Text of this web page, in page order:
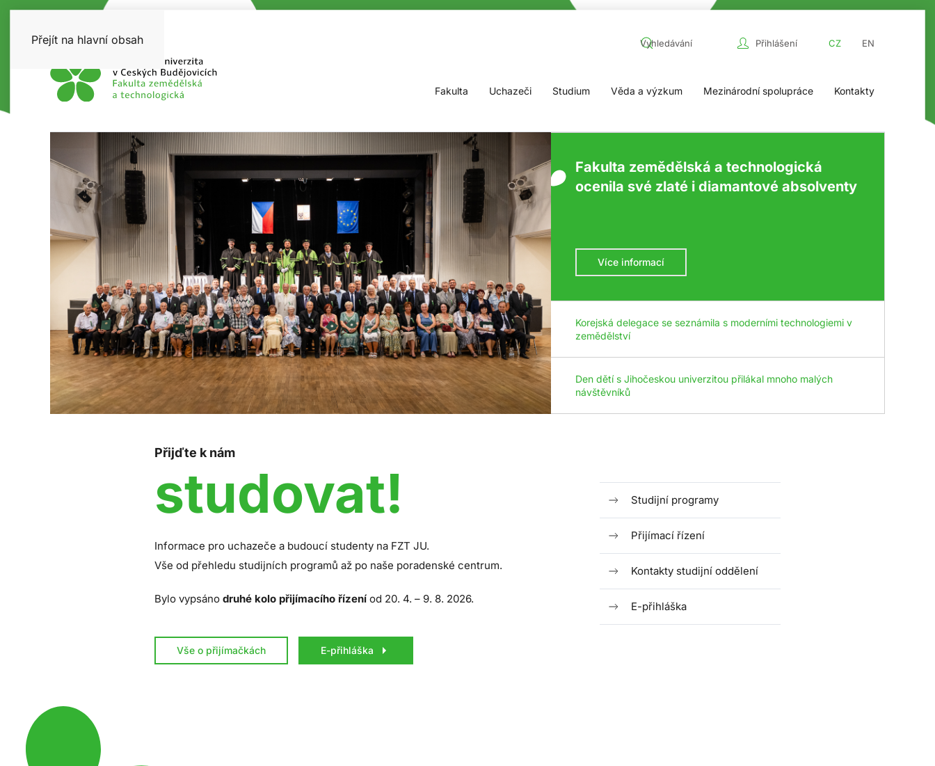
Přejít na hlavní obsah Přihlášení CZ EN
Fakulta Uchazeči Studium Věda a výzkum Mezinárodní spolupráce Kontakty
Fakulta zemědělská a technologická
ocenila své zlaté i diamantové absolventy
Více informací
Korejská delegace se seznámila s moderními technologiemi v
zemědělství
Den dětí s Jihočeskou univerzitou přilákal mnoho malých
návštěvníků
Přijďte k nám
studovat!
Informace pro uchazeče a budoucí studenty na FZT JU.
Vše od přehledu studijních programů až po naše poradenské centrum.
Bylo vypsáno druhé kolo přijímacího řízení od 20. 4. – 9. 8. 2026.
Vše o přijímačkách E-přihláška
Studijní programy
Přijímací řízení
Kontakty studijní oddělení
E-přihláška